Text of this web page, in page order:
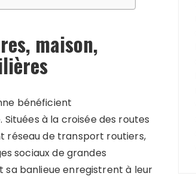
maison,
bénéficient
à la croisée des routes
réseau de transport routiers,
sociaux de grandes
sa banlieue enregistrent à leur